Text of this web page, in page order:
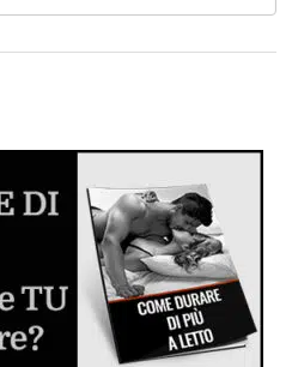
Anale: la Guida Completa